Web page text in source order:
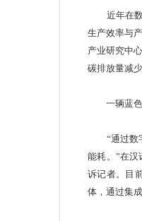
近年在数
生产效率与
产业研究中
碳排放量减
一辆蓝色
“通过数字
能耗。”在
诉记者。目
体，通过集